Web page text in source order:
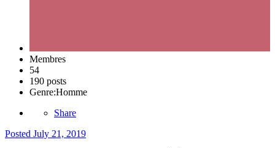
Membres
54
190 posts
Genre:Homme
Share
Posted July 21, 2019